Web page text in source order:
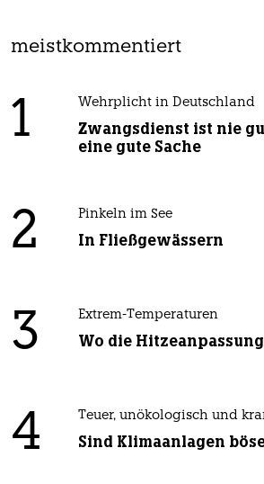
meistkommentiert
1 Wehrplicht in Deutschland
Zwangsdienst ist nie
eine gute Sache
2 Pinkeln im See
In Fließgewässern
3 Extrem-Temperaturen
Wo die
4 Teuer, unökologisch und
Sind Klimaanlagen